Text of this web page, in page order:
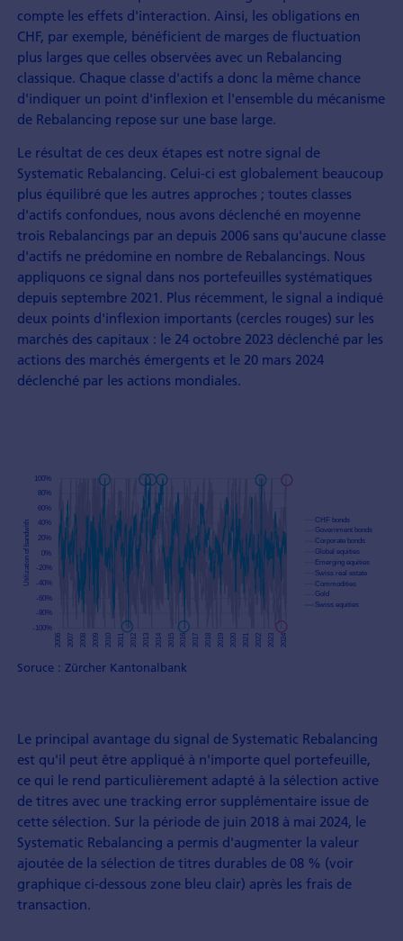
compte les effets d'interaction. Ainsi, les obligations en
CHF, par exemple, bénéficient de marges de fluctuation
plus larges que celles observées avec un Rebalancing
classique. Chaque classe d'actifs a donc la même chance
d'indiquer un point d'inflexion et l'ensemble du mécanisme
de Rebalancing repose sur une base large.
Le résultat de ces deux étapes est notre signal de
Systematic Rebalancing. Celui-ci est globalement beaucoup
plus équilibré que les autres approches ; toutes classes
d'actifs confondues, nous avons déclenché en moyenne
trois Rebalancings par an depuis 2006 sans qu'aucune classe
d'actifs ne prédomine en nombre de Rebalancings. Nous
appliquons ce signal dans nos portefeuilles systématiques
depuis septembre 2021. Plus récemment, le signal a indiqué
deux points d'inflexion importants (cercles rouges) sur les
marchés des capitaux : le 24 octobre 2023 déclenché par les
actions des marchés émergents et le 20 mars 2024
déclenché par les actions mondiales.
Soruce : Zürcher Kantonalbank
Le principal avantage du signal de Systematic Rebalancing
est qu'il peut être appliqué à n'importe quel portefeuille,
ce qui le rend particulièrement adapté à la sélection active
de titres avec une tracking error supplémentaire issue de
cette sélection. Sur la période de juin 2018 à mai 2024, le
Systematic Rebalancing a permis d'augmenter la valeur
ajoutée de la sélection de titres durables de 08 % (voir
graphique ci-dessous zone bleu clair) après les frais de
transaction.